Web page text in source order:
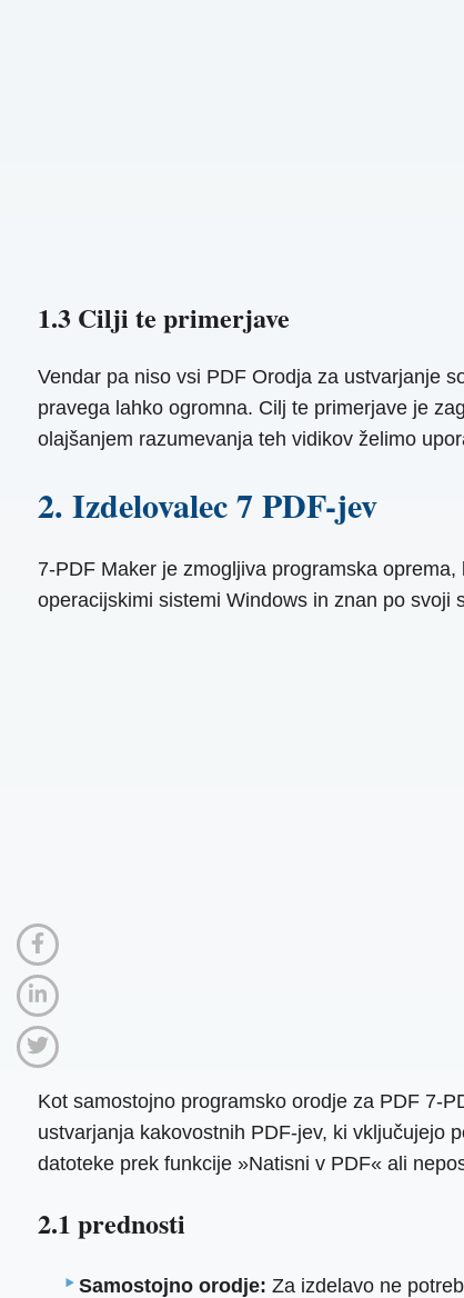
1.3 Cilji te primerjave
Vendar pa niso vsi PDF Orodja za ustvarjanje
pravega lahko ogromna. Cilj te primerjave je
olajšanjem razumevanja teh vidikov želimo
2. Izdelovalec 7 PDF-jev
7-PDF Maker je zmogljiva programska
operacijskimi sistemi Windows in znan po svoji
Kot samostojno programsko orodje za PDF 7-
ustvarjanja kakovostnih PDF-jev, ki vključujejo
datoteke prek funkcije »Natisni v PDF« ali
2.1 prednosti
Samostojno orodje: Za izdelavo ne